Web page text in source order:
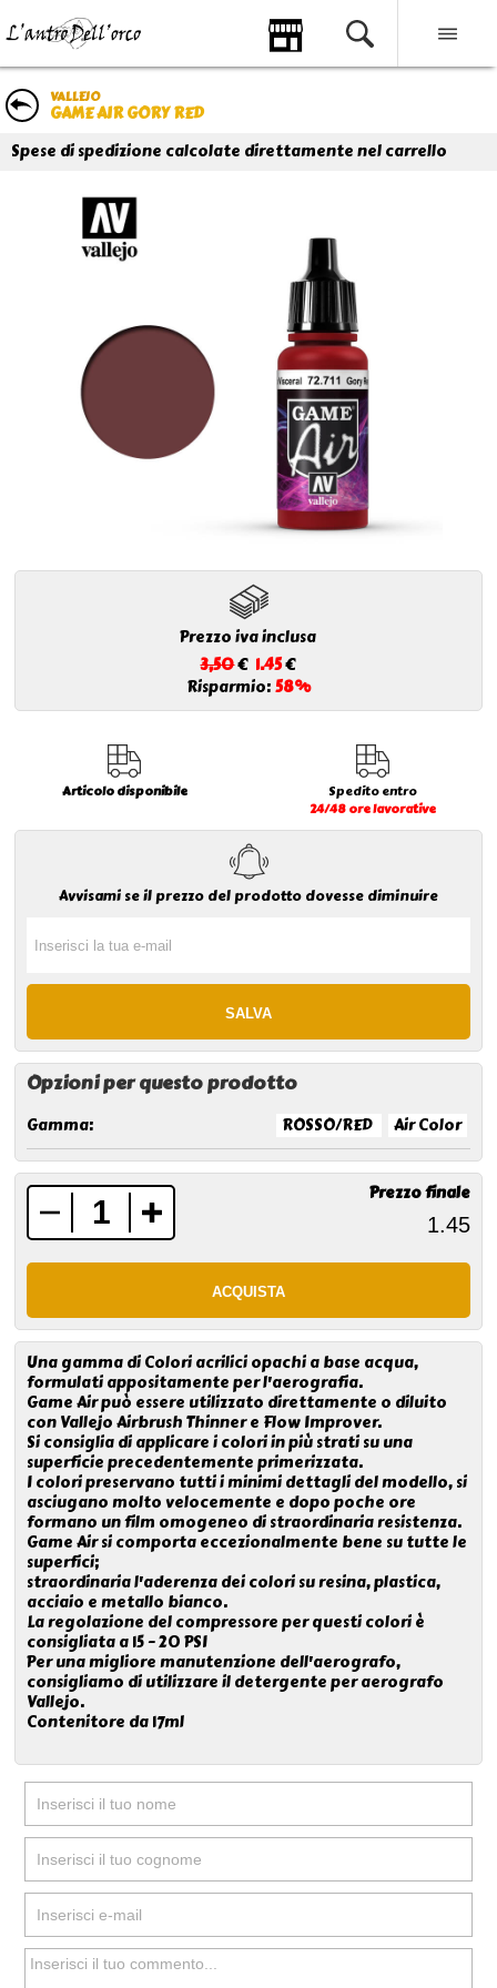
VALLEJO
GAME AIR GORY RED
Spese di spedizione calcolate direttamente nel carrello
Prezzo iva inclusa
3,50€ 1.45€
Risparmio:58%
Articolo disponibile
Spedito entro
24/48 ore lavorative
Avvisami se il prezzo del prodotto dovesse diminuire
Opzioni per questo prodotto
Gamma: ROSSO/RED Air Color
Prezzo finale
Una gamma di Colori acrilici opachi a base acqua,
formulati appositamente per l'aerografia.
Game Air può essere utilizzato direttamente o diluito
con Vallejo Airbrush Thinner e Flow Improver.
Si consiglia di applicare i colori in più strati su una
superficie precedentemente primerizzata.
I colori preservano tutti i minimi dettagli del modello, si
asciugano molto velocemente e dopo poche ore
formano un film omogeneo di straordinaria resistenza.
Game Air si comporta eccezionalmente bene su tutte le
superfici;
straordinaria l'aderenza dei colori su resina, plastica,
acciaio e metallo bianco.
La regolazione del compressore per questi colori è
consigliata a 15 – 20 PSI
Per una migliore manutenzione dell'aerografo,
consigliamo di utilizzare il detergente per aerografo
Vallejo.
Contenitore da 17ml